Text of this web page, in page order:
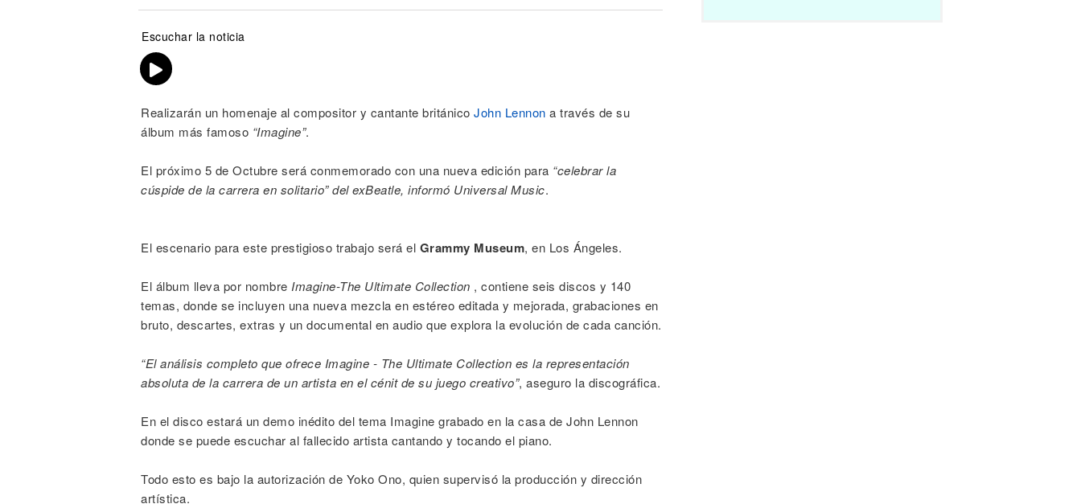
Escuchar la noticia
Realizarán un homenaje al compositor y cantante británico John Lennon a través de su
álbum más famoso “Imagine”.
El próximo 5 de Octubre será conmemorado con una nueva edición para “celebrar la
cúspide de la carrera en solitario” del exBeatle, informó Universal Music.
El escenario para este prestigioso trabajo será el Grammy Museum, en Los Ángeles.
El álbum lleva por nombre Imagine-The Ultimate Collection , contiene seis discos y 140
temas, donde se incluyen una nueva mezcla en estéreo editada y mejorada, grabaciones en
bruto, descartes, extras y un documental en audio que explora la evolución de cada canción.
“El análisis completo que ofrece Imagine - The Ultimate Collection es la representación
absoluta de la carrera de un artista en el cénit de su juego creativo”, aseguro la discográfica.
En el disco estará un demo inédito del tema Imagine grabado en la casa de John Lennon
donde se puede escuchar al fallecido artista cantando y tocando el piano.
Todo esto es bajo la autorización de Yoko Ono, quien supervisó la producción y dirección
artística.